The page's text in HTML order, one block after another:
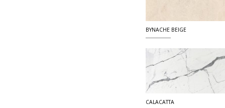
BYNACHE BEIGE
CALACATTA